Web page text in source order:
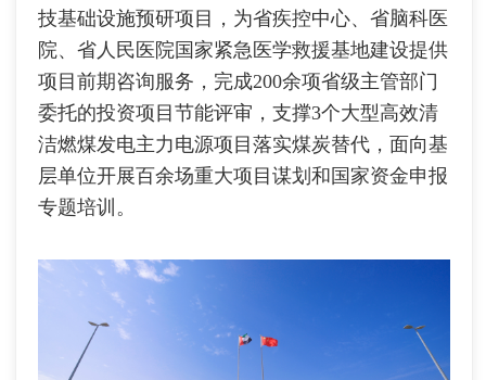
技基础设施预研项目，为省疾控中心、省脑科医
院、省人民医院国家紧急医学救援基地建设提供
项目前期咨询服务，完成200余项省级主管部门
委托的投资项目节能评审，支撑3个大型高效清
洁燃煤发电主力电源项目落实煤炭替代，面向基
层单位开展百余场重大项目谋划和国家资金申报
专题培训。